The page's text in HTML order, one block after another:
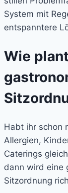
System mit
entspanntere
Wie
Habt ihr schon
Allergien,
Caterings
dann wird eine
Sitzordnung